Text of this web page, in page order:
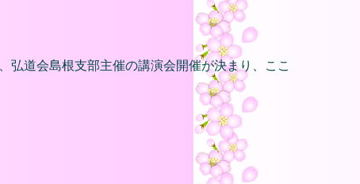
弘道会島根支部主催の講演会開催が決まり、ここ